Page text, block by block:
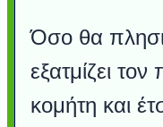
Όσο θα
εξατμίζει
κομήτη και